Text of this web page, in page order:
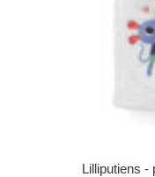
Lilliputiens